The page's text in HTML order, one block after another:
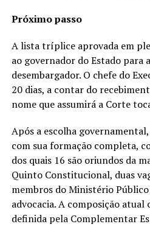
Próximo passo
A lista tríplice aprovada em
ao governador do Estado para
desembargador. O chefe do
20 dias, a contar do
nome que assumirá a Corte
Após a escolha
com sua formação completa,
dos quais 16 são oriundos da
Quinto Constitucional, duas
membros do Ministério Público
advocacia. A composição
definida pela Complementar